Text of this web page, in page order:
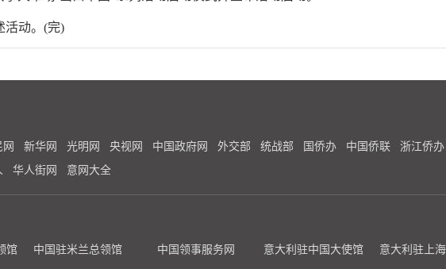
动。(完)
网 新华网 光明网 央视网 中国政府网 外交部 统战部 国侨办 中国侨联 浙江侨办
华人街网 意网大全
馆 中国驻米兰总领馆 中国领事服务网 意大利驻中国大使馆 意大利驻上